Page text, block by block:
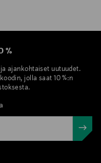
%
ajankohtaiset uutuudet.
jolla saat 10 %:n